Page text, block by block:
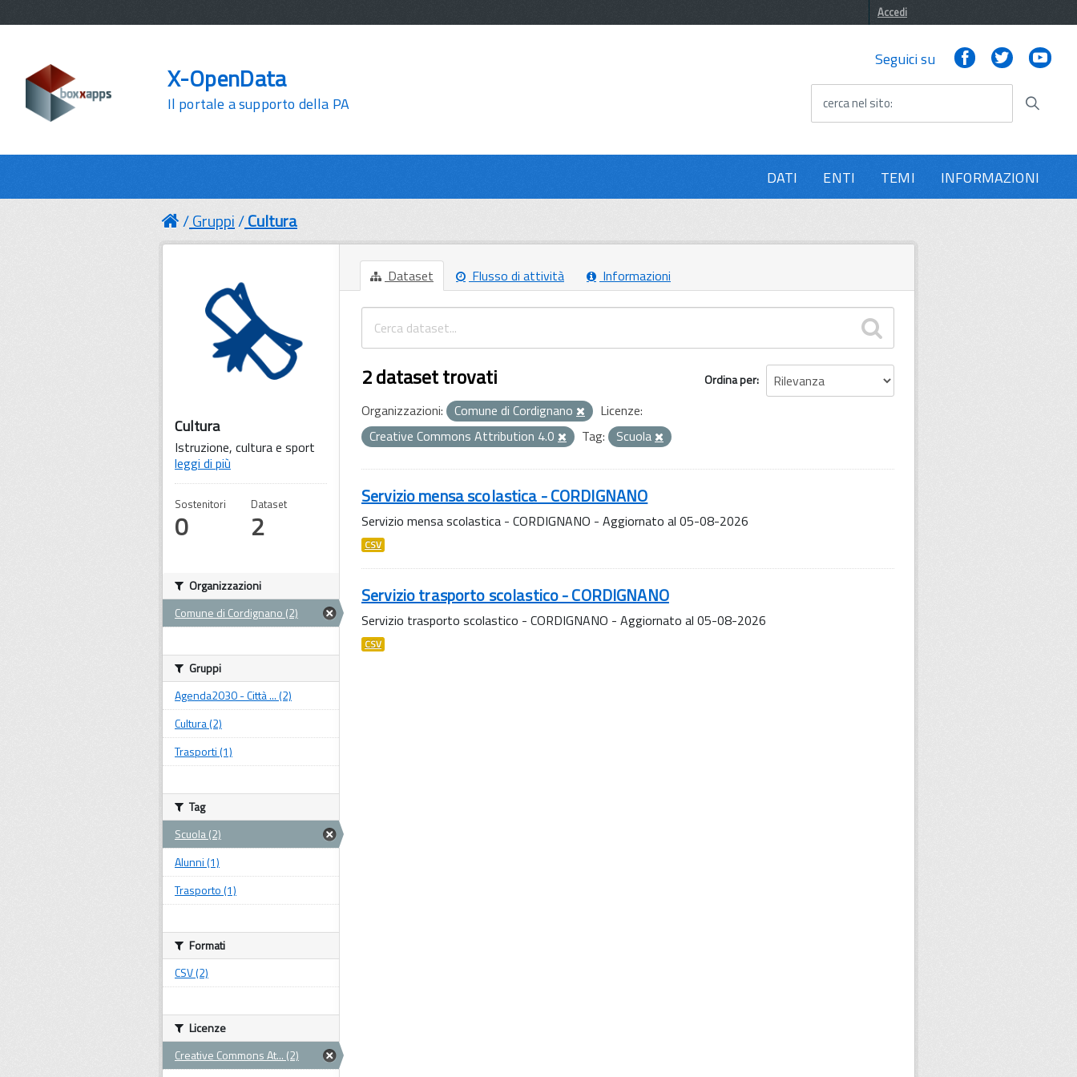
Accedi
X-OpenData
Il portale a supporto della PA
Seguici su FacebookTwitter
cerca nel sito
DATI ENTI TEMI INFORMAZIONI
Gruppi Cultura
Dataset Flusso di attività Informazioni
Ordina per
2 dataset trovati
Organizzazioni: Comune di Cordignano
Licenze:
Creative Commons Attribution 4.0
Tag: Scuola
Servizio mensa scolastica - CORDIGNANO
Servizio mensa scolastica - CORDIGNANO - Aggiornato al 05-08-2026
CSV
Servizio trasporto scolastico - CORDIGNANO
Servizio trasporto scolastico - CORDIGNANO - Aggiornato al 05-08-2026
CSV
Cultura
Istruzione, cultura e sport
leggi di più
Sostenitori
0
Dataset
2
Organizzazioni
Comune di Cordignano (2)
Gruppi
Agenda2030 - Città ... (2)
Cultura (2)
Trasporti (1)
Tag
Scuola (2)
Alunni (1)
Trasporto (1)
Formati
CSV (2)
Licenze
Creative Commons At... (2)